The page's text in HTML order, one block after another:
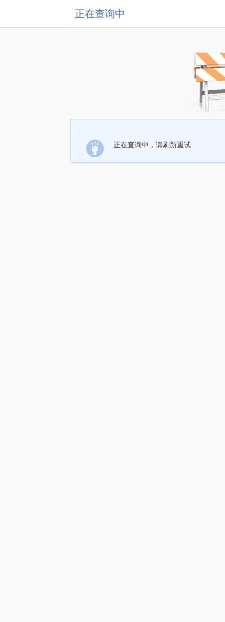
正在查询中
正在查询中，请刷新重试